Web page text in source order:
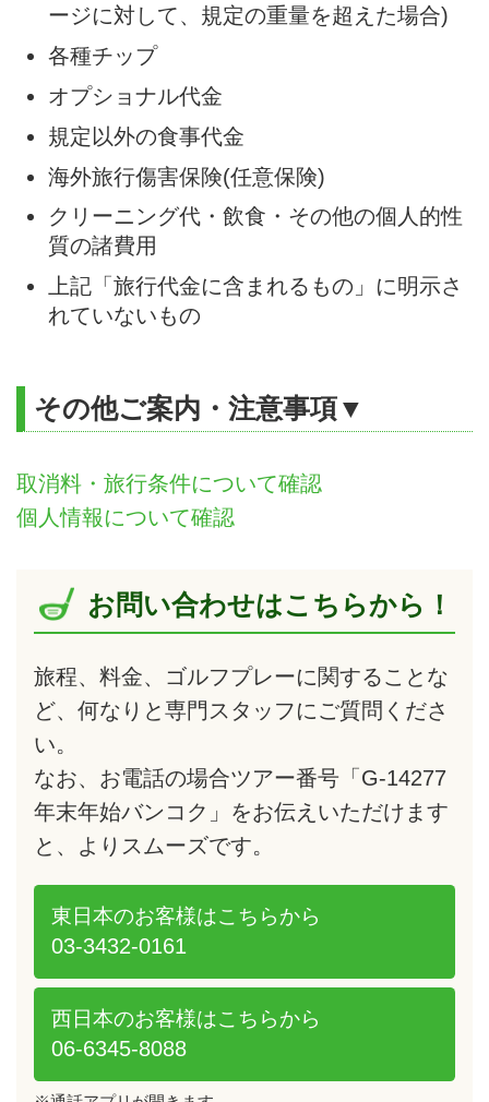
ージに対して、規定の重量を超えた場合)
各種チップ
オプショナル代金
規定以外の食事代金
海外旅行傷害保険(任意保険)
クリーニング代・飲食・その他の個人的性
質の諸費用
上記「旅行代金に含まれるもの」に明示さ
れていないもの
その他ご案内・注意事項▼
取消料・旅行条件について確認
個人情報について確認
お問い合わせはこちらから！
旅程、料金、ゴルフプレーに関することな
ど、何なりと専門スタッフにご質問くださ
い。
なお、お電話の場合ツアー番号「G-14277
年末年始バンコク」をお伝えいただけます
と、よりスムーズです。
東日本のお客様はこちらから
03-3432-0161
西日本のお客様はこちらから
06-6345-8088